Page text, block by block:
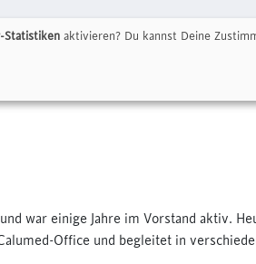
Team Statements Infothek
war einige Jahre im Vorstand aktiv.
Office und begleitet in
Statistiken aktivieren? Du kannst Deine